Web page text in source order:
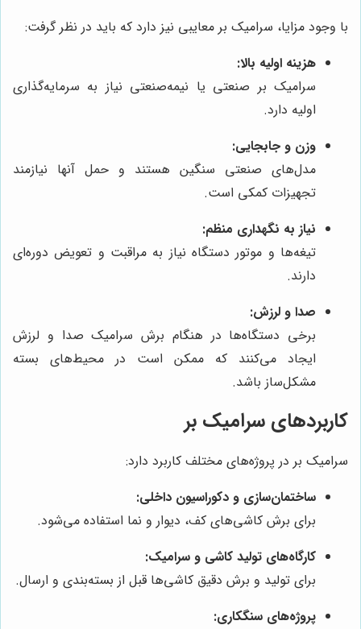
با وجود مزایا، سرامیک بر معایبی نیز دارد که باید در نظر گرفت:
هزینه اولیه بالا:
سرامیک بر صنعتی یا نیمه‌صنعتی نیاز به سرمایه‌گذاری
اولیه دارد.
وزن و جابجایی:
مدل‌های صنعتی سنگین هستند و حمل آنها نیازمند
تجهیزات کمکی است.
نیاز به نگهداری منظم:
تیغه‌ها و موتور دستگاه نیاز به مراقبت و تعویض دوره‌ای
دارند.
صدا و لرزش:
برخی دستگاه‌ها در هنگام برش سرامیک صدا و لرزش
ایجاد می‌کنند که ممکن است در محیط‌های بسته
مشکل‌ساز باشد.
کاربردهای سرامیک بر
سرامیک بر در پروژه‌های مختلف کاربرد دارد:
ساختمان‌سازی و دکوراسیون داخلی:
برای برش کاشی‌های کف، دیوار و نما استفاده می‌شود.
کارگاه‌های تولید کاشی و سرامیک:
برای تولید و برش دقیق کاشی‌ها قبل از بسته‌بندی و ارسال.
پروژه‌های سنگکاری: